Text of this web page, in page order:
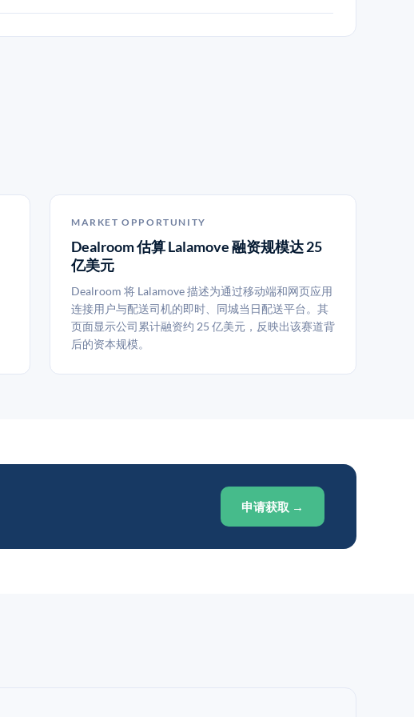
MARKET OPPORTUNITY
Dealroom 估算 Lalamove 融资规模达 25
亿美元
Dealroom 将 Lalamove 描述为通过移动端和网页应用
连接用户与配送司机的即时、同城当日配送平台。其
页面显示公司累计融资约 25 亿美元，反映出该赛道背
后的资本规模。
申请获取 →